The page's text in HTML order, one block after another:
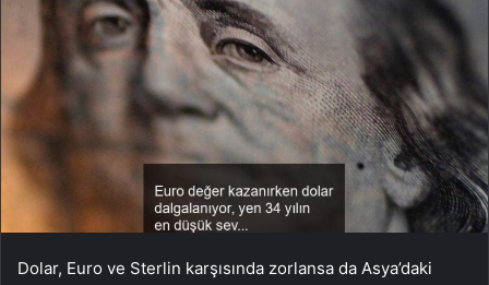
Dolar, Euro ve Sterlin karşısında zorlansa da Asya’daki